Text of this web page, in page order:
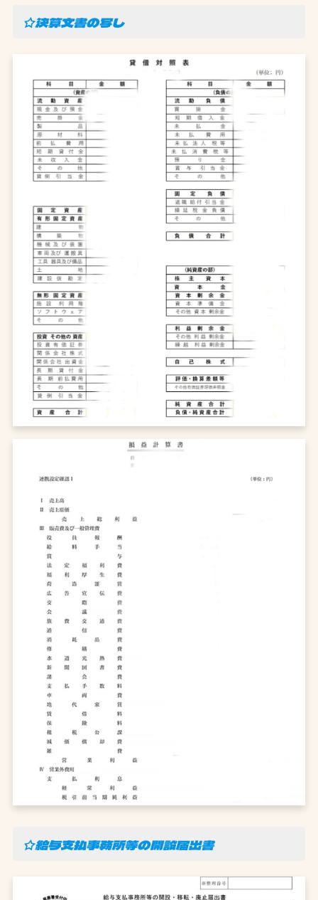
☆決算文書の写し
☆給与支払事務所等の開設届出書